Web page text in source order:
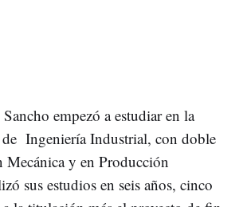
empezó a estudiar en la
Ingeniería Industrial, con doble
Mecánica y en Producción
sus estudios en seis años, cinco